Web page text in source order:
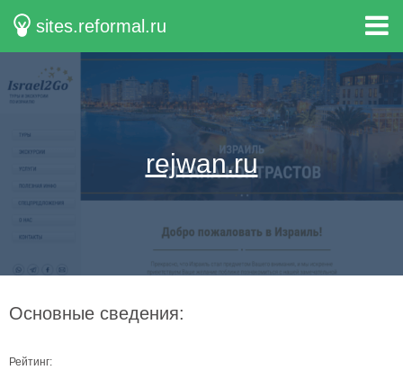
sites.reformal.ru
rejwan.ru
Основные сведения:
Рейтинг: